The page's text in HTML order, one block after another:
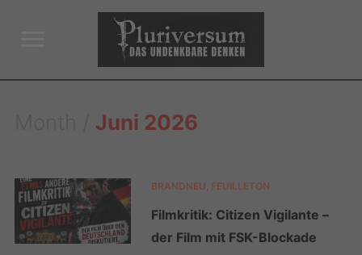
&
Juni 2026
BRANDNEU FEUILLETON
Filmkritik: Citizen Vigilante –
der Film mit FSK-Blockade